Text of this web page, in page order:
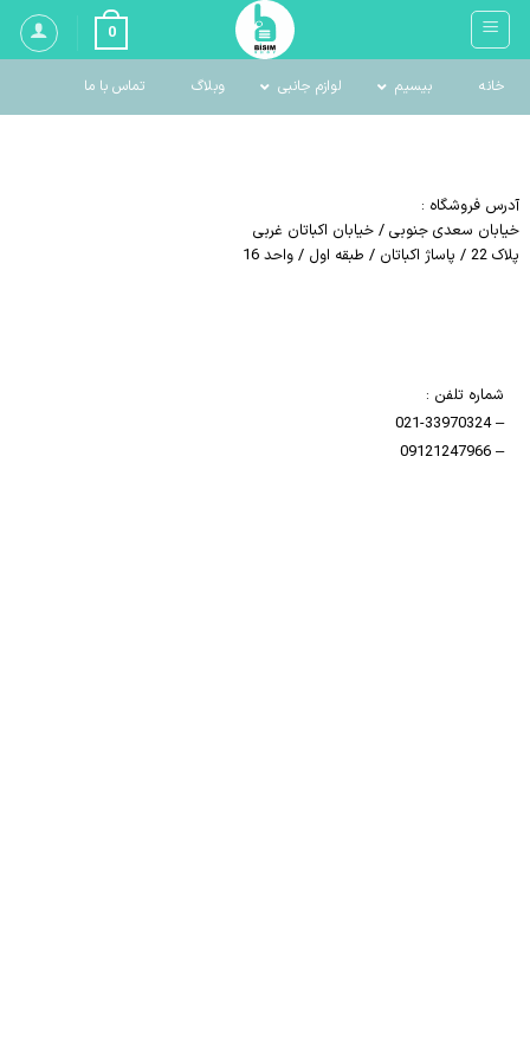
Skip
0
خانه بیسیم لوازم جانبی وبلاگ تماس با ما
آدرس فروشگاه :
خیابان سعدی جنوبی / خیابان اکباتان غربی
پلاک 22 / پاساژ اکباتان / طبقه اول / واحد 16
شماره تلفن :
–
021-33970324
–
09121247966